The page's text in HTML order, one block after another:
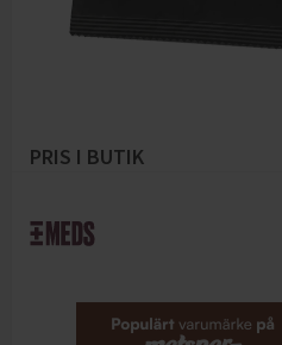
PRIS I BUTIK